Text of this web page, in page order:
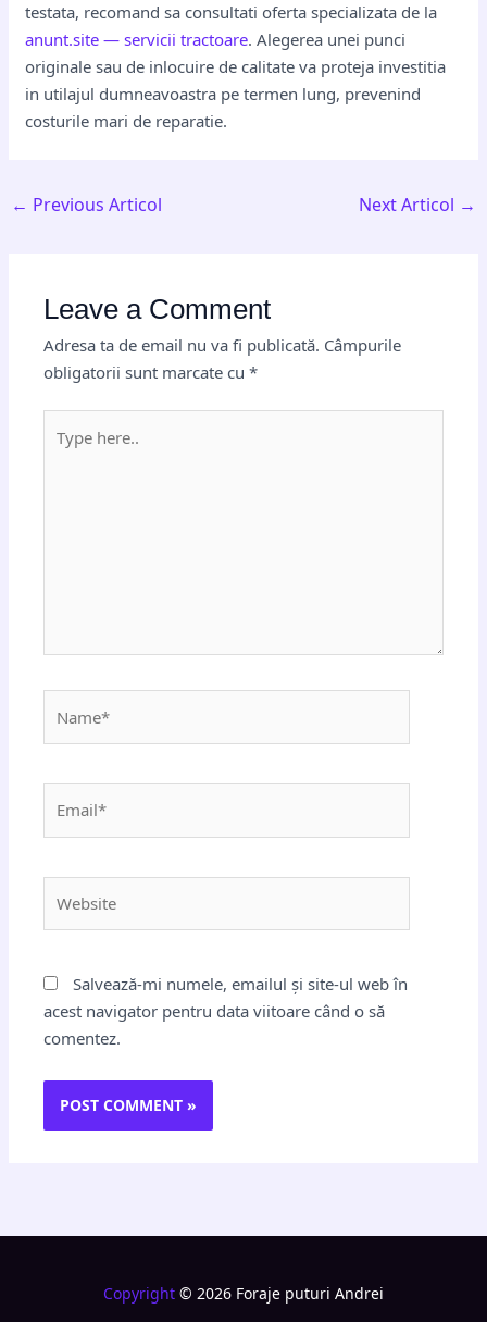
testata, recomand sa consultati oferta specializata de la
anunt.site — servicii tractoare. Alegerea unei punci
originale sau de inlocuire de calitate va proteja investitia
in utilajul dumneavoastra pe termen lung, prevenind
costurile mari de reparatie.
← Previous Articol Next Articol →
Leave a Comment
Adresa ta de email nu va fi publicată. Câmpurile
obligatorii sunt marcate cu*
here..
Salvează-mi numele, emailul și site-ul web în
acest navigator pentru data viitoare când o să
comentez.
Copyright © 2026 Foraje puturi Andrei